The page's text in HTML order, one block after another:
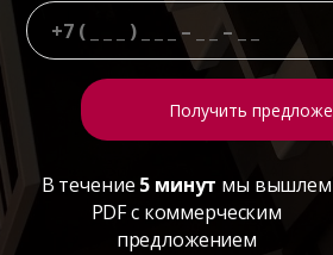
В течение 5 минут мы вышлем
PDF с коммерческим
предложением